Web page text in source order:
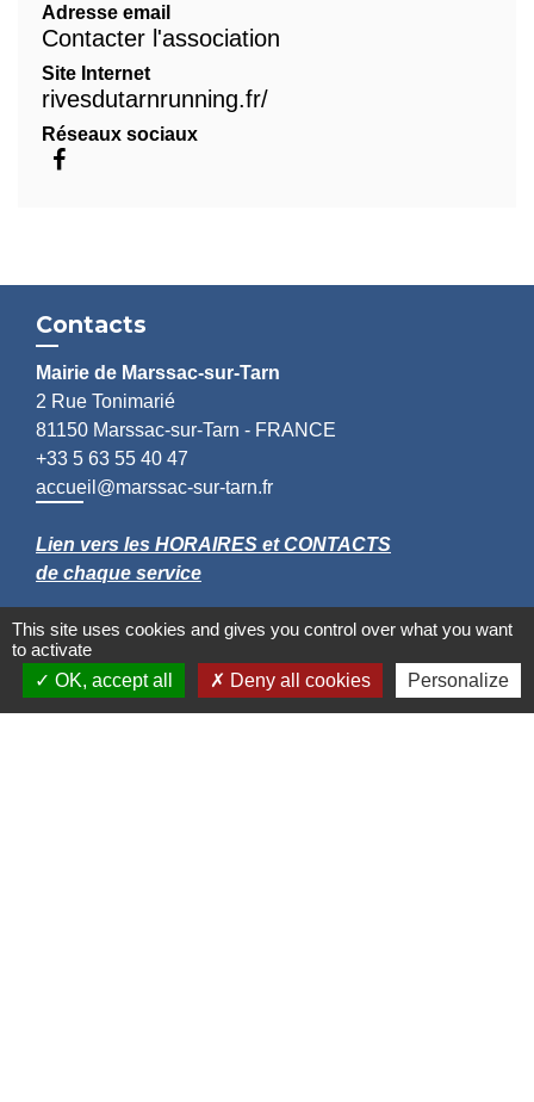
Adresse email
Contacter l'association
Site Internet
rivesdutarnrunning.fr/
Réseaux sociaux
Contacts
Mairie de Marssac-sur-Tarn
2 Rue Tonimarié
81150 Marssac-sur-Tarn - FRANCE
+33 5 63 55 40 47
accueil@marssac-sur-tarn.fr
Lien vers les HORAIRES et CONTACTS
de chaque service
This site uses cookies and gives you control over what you want
to activate
OK, accept all
Deny all cookies Personalize